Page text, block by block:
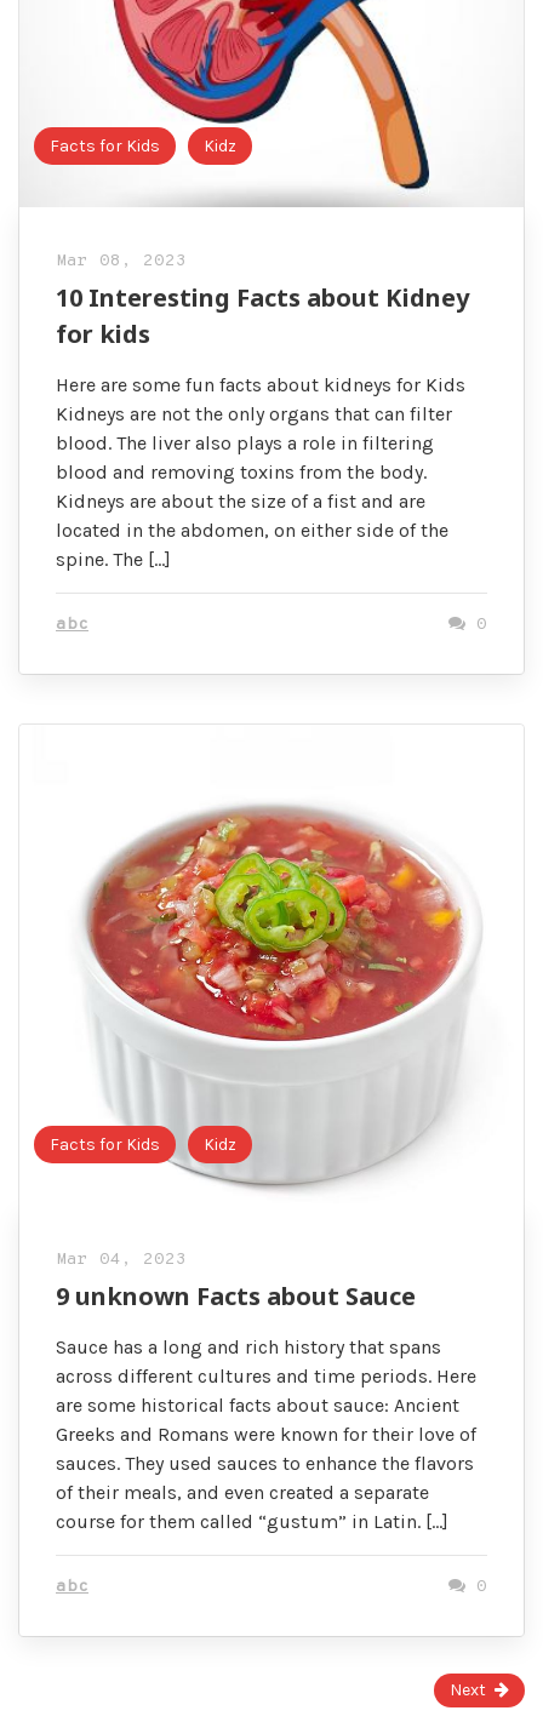
Facts for Kids Kidz
Mar 08, 2023
10 Interesting Facts about Kidney
for kids
Here are some fun facts about kidneys for Kids
Kidneys are not the only organs that can filter
blood. The liver also plays a role in filtering
blood and removing toxins from the body.
Kidneys are about the size of a fist and are
located in the abdomen, on either side of the
spine. The […]
abc 0
Facts for Kids Kidz
Mar 04, 2023
9 unknown Facts about Sauce
Sauce has a long and rich history that spans
across different cultures and time periods. Here
are some historical facts about sauce: Ancient
Greeks and Romans were known for their love of
sauces. They used sauces to enhance the flavors
of their meals, and even created a separate
course for them called “gustum” in Latin. […]
abc 0
Next